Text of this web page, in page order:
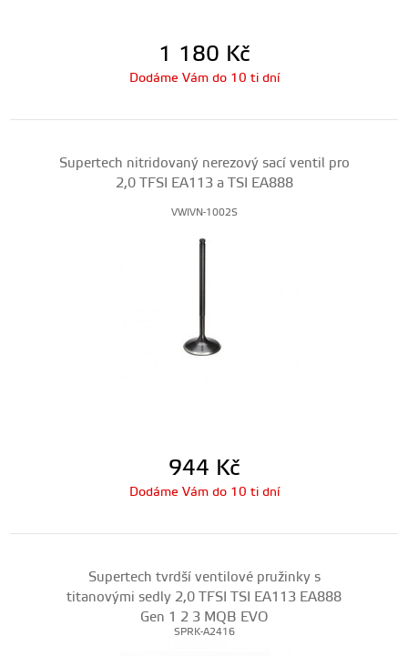
1 180 Kč
Dodáme Vám do 10 ti dní
Supertech nitridovaný nerezový sací ventil pro
2,0 TFSI EA113 a TSI EA888
VWIVN-1002S
944 Kč
Dodáme Vám do 10 ti dní
Supertech tvrdší ventilové pružinky s
titanovými sedly 2,0 TFSI TSI EA113 EA888
Gen 1 2 3 MQB EVO
SPRK-A2416